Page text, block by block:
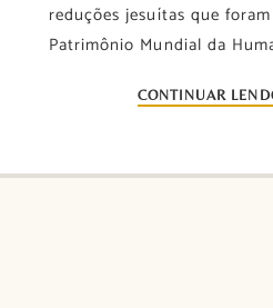
reduções jesuítas que
Patrimônio Mundial da
CONTINUAR